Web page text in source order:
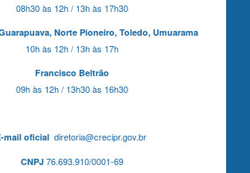
08h30 às 12h / 13h às 17h30
Norte Pioneiro, Toledo, Umuarama
10h às 12h / 13h às 17h
Francisco Beltrão
09h às 12h / 13h30 às 16h30
mail oficialdiretoria@crecipr.gov.br
CNPJ76.693.910/0001-69